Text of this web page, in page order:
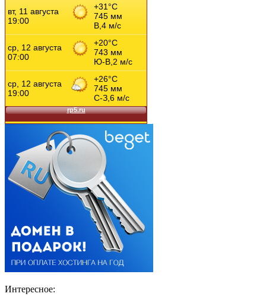
Интересное: